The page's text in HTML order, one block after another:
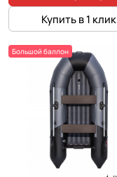
Реальная комфортная
Вес полного комплекта
Вес лодки без
Вес пайола / пола ?
Купить в 1 клик
Большой баллон